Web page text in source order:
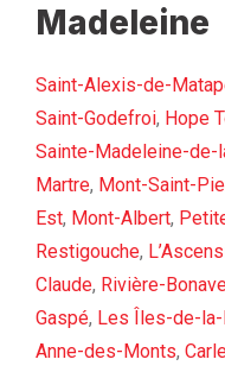
Madeleine
Saint-Alexis-de-
Saint-Godefroi, Hope
Sainte-Madeleine-
Martre, Mont-Saint-
Est, Mont-Albert,
Restigouche,
Claude, Rivière-
Gaspé, Les Îles-de-
Anne-des-Monts,